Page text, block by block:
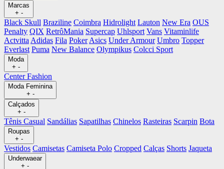
Marcas
+ -
Black Skull Braziline Coimbra Hidrolight Lauton New Era OUS
Penalty QIX RetrôMania Supercap Uhlsport Vans Vitaminlife
Actvitta Adidas Fila Poker Asics Under Armour Umbro Topper
Everlast Puma New Balance Olympikus Colcci Sport
Moda
+ -
Center Fashion
Moda Feminina
+ -
Calçados
+ -
Tênis Casual Sandálias Sapatilhas Chinelos Rasteiras Scarpin Bota
Roupas
+ -
Vestidos Camisetas Camiseta Polo Cropped Calças Shorts Jaqueta
Underwaear
+ -